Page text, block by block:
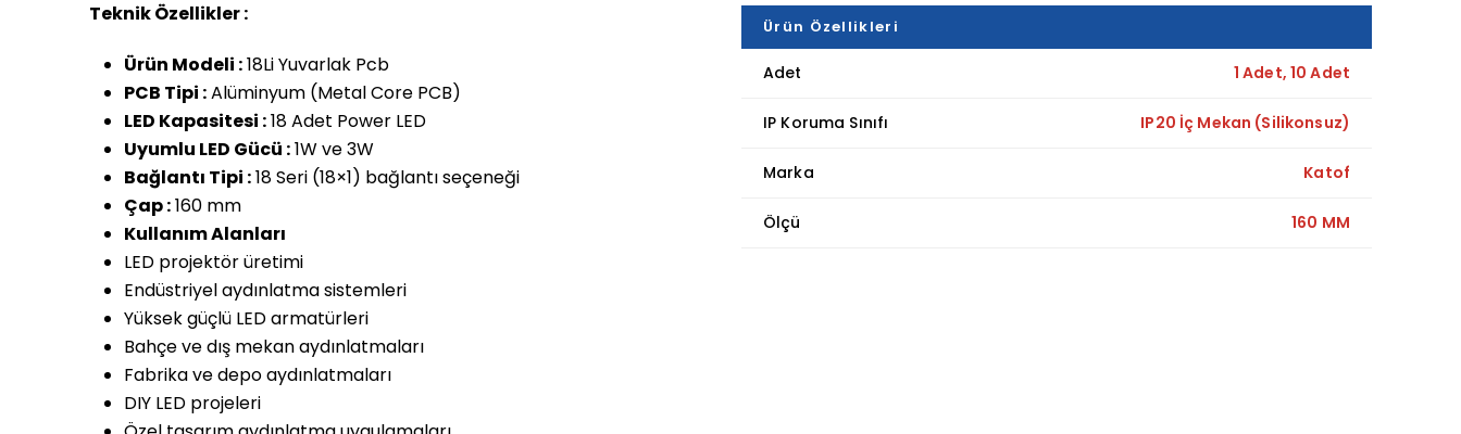
Teknik Özellikler :
Ürün Modeli :18Li Yuvarlak Pcb
PCB Tipi :Alüminyum (Metal Core PCB)
LED Kapasitesi :18 Adet Power LED
Uyumlu LED Gücü :1W ve 3W
Bağlantı Tipi :18 Seri (18×1) bağlantı seçeneği
Çap :160 mm
Kullanım Alanları
LED projektör üretimi
Endüstriyel aydınlatma sistemleri
Yüksek güçlü LED armatürleri
Bahçe ve dış mekan aydınlatmaları
Fabrika ve depo aydınlatmaları
DIY LED projeleri
Ürün Özellikleri
Adet 1 Adet, 10 Adet
IP Koruma Sınıfı IP20 İç Mekan (Silikonsuz)
Marka Katof
Ölçü 160 MM